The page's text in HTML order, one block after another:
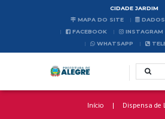
CIDADE JARDIM
MAPA DO SITE
FACEBOOK
INSTAGRAM
WHATSAPP
Início Dispensa de